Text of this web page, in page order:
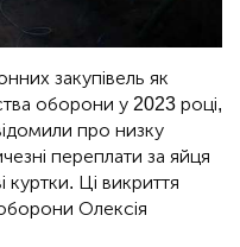
закупівель як
оборони у 2023 році,
про низку
переплати за яйця
куртки. Ці викриття
Олексія